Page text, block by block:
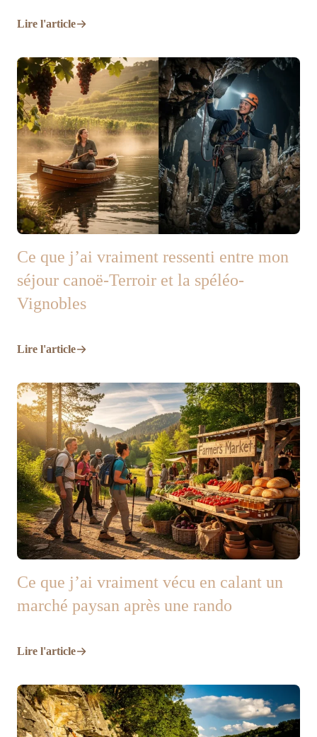
Lire l'article
Ce que j’ai vraiment ressenti entre mon
séjour canoë-Terroir et la spéléo-
Vignobles
Lire l'article
Ce que j’ai vraiment vécu en calant un
marché paysan après une rando
Lire l'article